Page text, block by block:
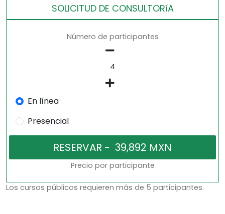
SOLICITUD DE CONSULTORíA
Número de participantes
En línea
Presencial
Precio por participante
Los cursos públicos requieren más de 5 participantes.